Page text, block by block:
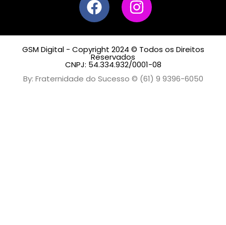
GSM Digital - Copyright 2024 © Todos os Direitos
Reservados
CNPJ: 54.334.932/0001-08
By: Fraternidade do Sucesso © (61) 9 9396-6050